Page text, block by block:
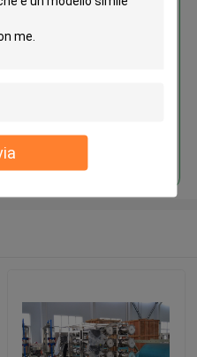
depurazione delle
RO di 110V 220V